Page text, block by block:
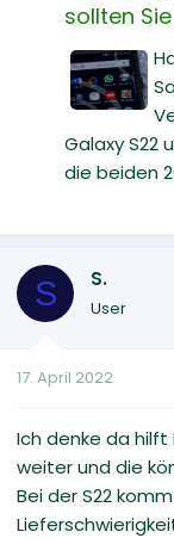
sollten
Galaxy S22
die beiden
S S.
User
17. April 2022
Ich denke da hilft
weiter und die
Bei der S22